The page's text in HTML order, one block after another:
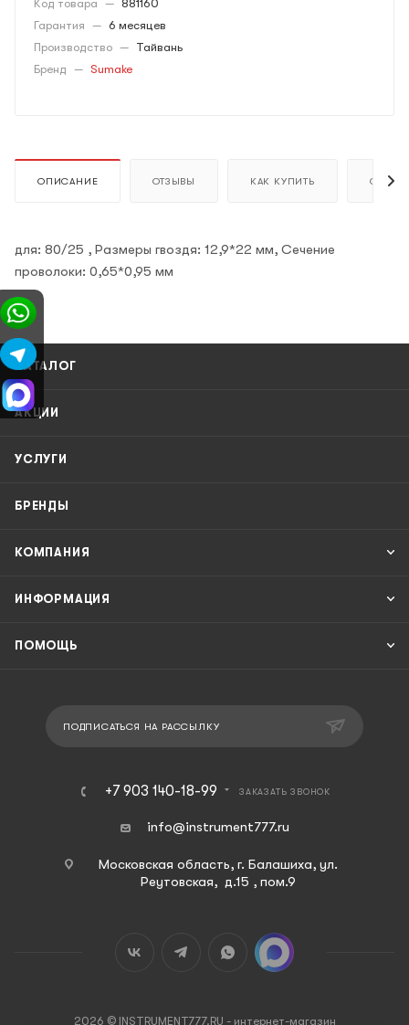
Код товара — 881160
Гарантия — 6 месяцев
Производство — Тайвань
Бренд — Sumake
ОПИСАНИЕ ОТЗЫВЫ КАК КУПИТЬ ОПЛАТА
для: 80/25 , Размеры гвоздя: 12,9*22 мм, Сечение
проволоки: 0,65*0,95 мм
КАТАЛОГ
АКЦИИ
УСЛУГИ
БРЕНДЫ
КОМПАНИЯ
ИНФОРМАЦИЯ
ПОМОЩЬ
ПОДПИСАТЬСЯ НА РАССЫЛКУ
+7 903 140-18-99 ЗАКАЗАТЬ ЗВОНОК
info@instrument777.ru
Московская область, г. Балашиха, ул.
Реутовская, д.15 , пом.9
2026 © INSTRUMENT777.RU - интернет-магазин